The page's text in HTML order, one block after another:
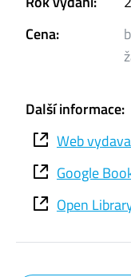
Cena:
Další informace:
Web
Google
Open